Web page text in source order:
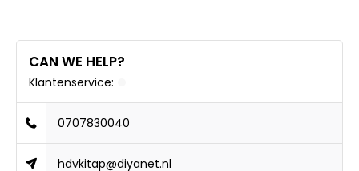
CAN WE HELP?
Klantenservice:
0707830040
hdvkitap@diyanet.nl